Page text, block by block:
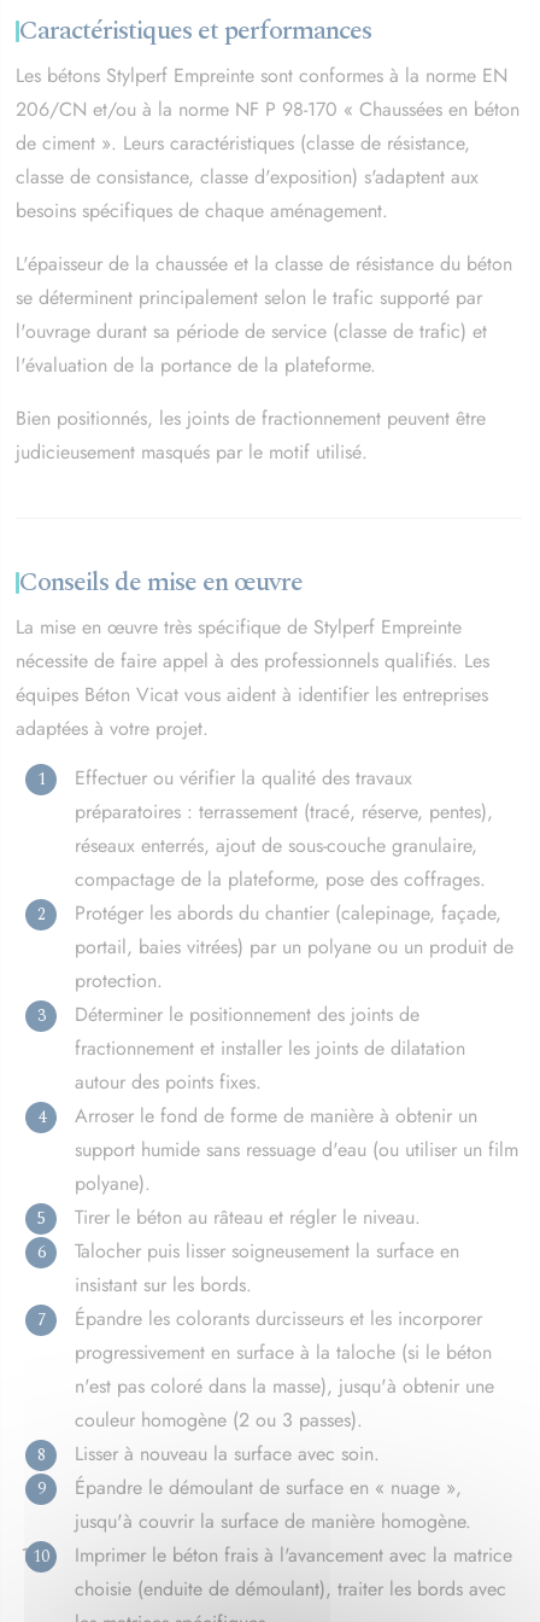
Caractéristiques et performances
Les bétons Stylperf Empreinte sont conformes à la norme EN
206/CN et/ou à la norme NF P 98-170 « Chaussées en béton
de ciment ». Leurs caractéristiques (classe de résistance,
classe de consistance, classe d'exposition) s'adaptent aux
besoins spécifiques de chaque aménagement.
L'épaisseur de la chaussée et la classe de résistance du béton
se déterminent principalement selon le trafic supporté par
l'ouvrage durant sa période de service (classe de trafic) et
l'évaluation de la portance de la plateforme.
Bien positionnés, les joints de fractionnement peuvent être
judicieusement masqués par le motif utilisé.
Conseils de mise en œuvre
La mise en œuvre très spécifique de Stylperf Empreinte
nécessite de faire appel à des professionnels qualifiés. Les
équipes Béton Vicat vous aident à identifier les entreprises
adaptées à votre projet.
Effectuer ou vérifier la qualité des travaux
préparatoires : terrassement (tracé, réserve, pentes),
réseaux enterrés, ajout de sous-couche granulaire,
compactage de la plateforme, pose des coffrages.
Protéger les abords du chantier (calepinage, façade,
portail, baies vitrées) par un polyane ou un produit de
protection.
Déterminer le positionnement des joints de
fractionnement et installer les joints de dilatation
autour des points fixes.
Arroser le fond de forme de manière à obtenir un
support humide sans ressuage d'eau (ou utiliser un film
polyane).
Tirer le béton au râteau et régler le niveau.
Talocher puis lisser soigneusement la surface en
insistant sur les bords.
Épandre les colorants durcisseurs et les incorporer
progressivement en surface à la taloche (si le béton
n'est pas coloré dans la masse), jusqu'à obtenir une
couleur homogène (2 ou 3 passes).
Lisser à nouveau la surface avec soin.
Épandre le démoulant de surface en « nuage »,
jusqu'à couvrir la surface de manière homogène.
Imprimer le béton frais à l'avancement avec la matrice
choisie (enduite de démoulant), traiter les bords avec